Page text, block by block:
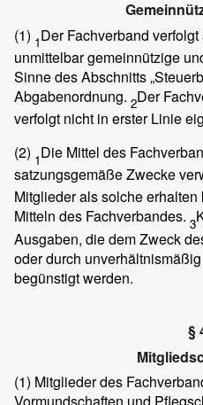
(1) 1Der Fachverband
unmittelbar gemeinnützige
Sinne des Abschnitts
Abgabenordnung. 2Der
verfolgt nicht in erster Linie
(2) 1Die Mittel des
satzungsgemäße Zwecke
Mitglieder als solche
Mitteln des Fachverbandes. 3
Ausgaben, die dem Zweck
oder durch
begünstigt werden.
§
(1) Mitglieder des